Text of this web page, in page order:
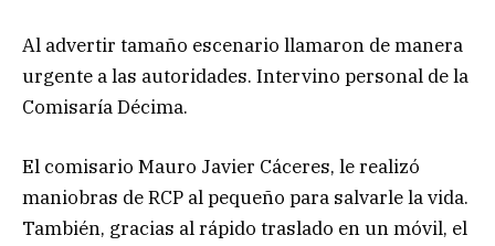
Al advertir tamaño escenario llamaron de manera
urgente a las autoridades. Intervino personal de la
Comisaría Décima.
El comisario Mauro Javier Cáceres, le realizó
maniobras de RCP al pequeño para salvarle la vida.
También, gracias al rápido traslado en un móvil, el